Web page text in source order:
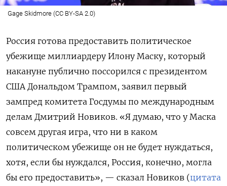
Gage Skidmore (CC BY-SA 2.0)
Россия готова предоставить политическое
убежище миллиардеру Илону Маску, который
накануне публично поссорился с президентом
США Дональдом Трампом, заявил первый
зампред комитета Госдумы по международным
делам Дмитрий Новиков. «Я думаю, что у Маска
совсем другая игра, что ни в каком
политическом убежище он не будет нуждаться,
хотя, если бы нуждался, Россия, конечно, могла
бы его предоставить», — сказал Новиков (цитата